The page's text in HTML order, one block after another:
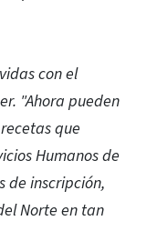
con el
"Ahora pueden
que
Humanos de
de inscripción,
Norte en tan